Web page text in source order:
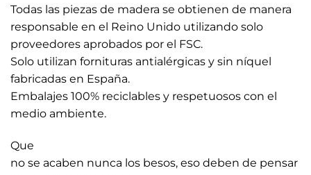
Todas las piezas de madera se obtienen de manera
responsable en el Reino Unido utilizando solo
proveedores aprobados por el FSC.
Solo utilizan fornituras antialérgicas y sin níquel
fabricadas en España.
Embalajes 100% reciclables y respetuosos con el
medio ambiente.
Que
no se acaben nunca los besos, eso deben de pensar